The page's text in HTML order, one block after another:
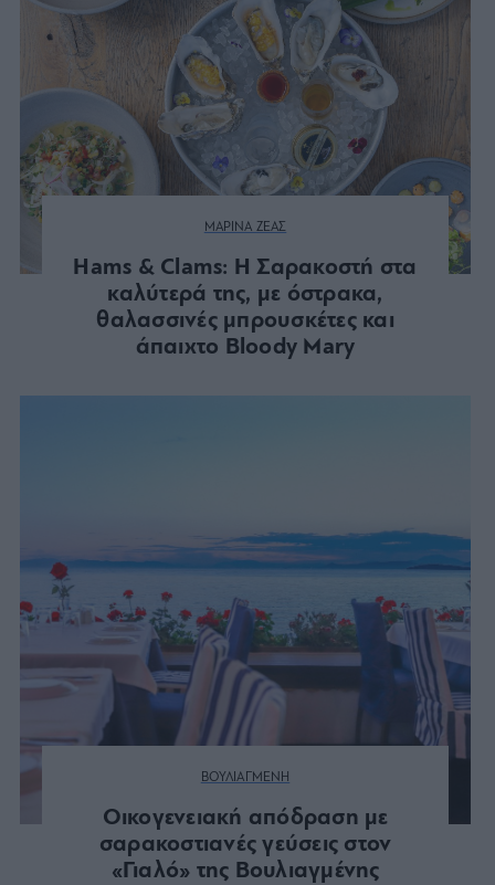
ΜΑΡΙΝΑ ΖΕΑΣ
Hams & Clams: Η Σαρακοστή στα
καλύτερά της, με όστρακα,
θαλασσινές μπρουσκέτες και
άπαιχτο Bloody Mary
ΒΟΥΛΙΑΓΜΕΝΗ
Οικογενειακή απόδραση με
σαρακοστιανές γεύσεις στον
«Γιαλό» της Βουλιαγμένης